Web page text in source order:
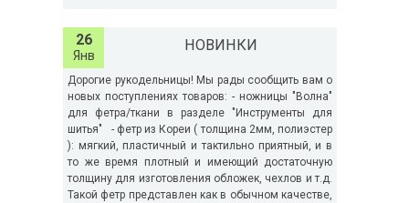
26
Янв
НОВИНКИ
Дорогие рукодельницы! Мы рады сообщить вам о
новых поступлениях товаров: - ножницы "Волна"
для фетра/ткани в разделе "Инструменты для
шитья" - фетр из Кореи ( толщина 2мм, полиэстер
): мягкий, пластичный и тактильно приятный, и в
то же время плотный и имеющий достаточную
толщину для изготовления обложек, чехлов и т.д.
Такой фетр представлен как в обычном качестве,